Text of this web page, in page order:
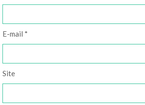
E-mail *
Site